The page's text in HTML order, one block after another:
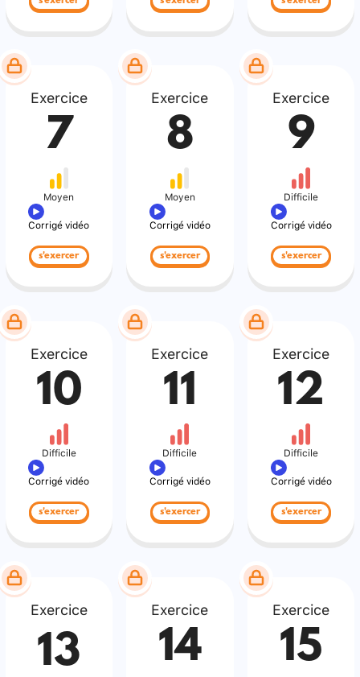
Exercice
7
Moyen
Corrigé vidéo
s'exercer
Exercice
8
Moyen
Corrigé vidéo
s'exercer
Exercice
9
Difficile
Corrigé vidéo
s'exercer
Exercice
10
Difficile
Corrigé vidéo
s'exercer
Exercice
11
Difficile
Corrigé vidéo
s'exercer
Exercice
12
Difficile
Corrigé vidéo
s'exercer
Exercice
13
Exercice
14
Exercice
15